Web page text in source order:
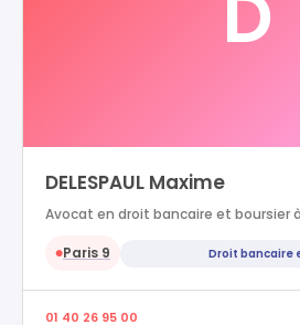
DELESPAUL Maxime
Avocat en droit bancaire et boursier
●Paris 9 Droit bancaire
01 40 26 95 00